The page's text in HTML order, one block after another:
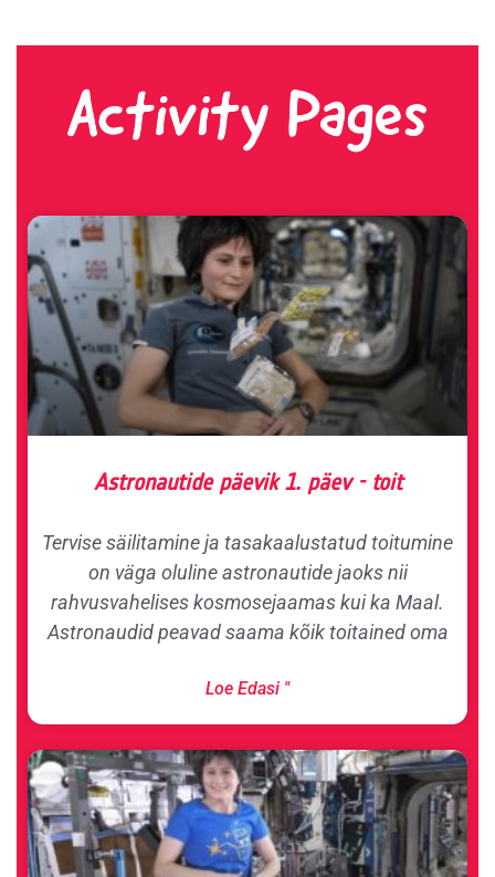
Astronautide päevik 1. päev - toit
Tervise säilitamine ja tasakaalustatud toitumine
on väga oluline astronautide jaoks nii
rahvusvahelises kosmosejaamas kui ka Maal.
Astronaudid peavad saama kõik toitained oma
Loe Edasi "